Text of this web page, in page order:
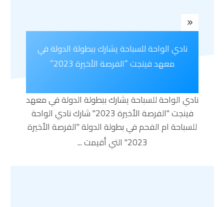
نادي الواحة للسباحة يشارك ببطولة الدولة في
معهد فينجت “الفرصة الأخيرة 2023”
نادي الواحة للسباحة يشارك ببطولة الدولة في معهد
فينجت "الفرصة الأخيرة 2023" شارك نادي الواحة
للسباحة ام الفحم في بطولة الدولة "الفرصة الأخيرة
2023" التي أقيمت
...